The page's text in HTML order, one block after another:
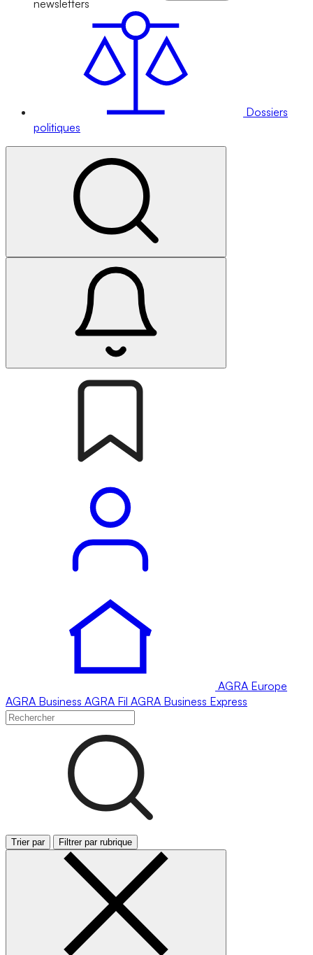
newsletters
Dossiers
politiques
AGRA Europe
AGRA Business AGRA Fil AGRA Business Express
Trier par Filtrer par rubrique